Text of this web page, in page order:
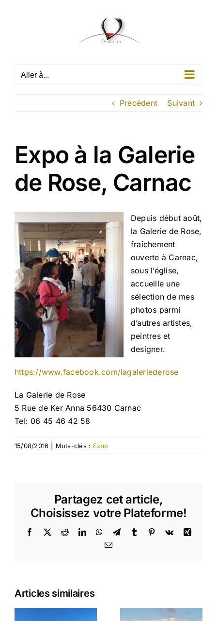
Aller à...
Précédent Suivant
Expo à la Galerie
de Rose, Carnac
Depuis début août,
la Galerie de Rose,
fraîchement
ouverte à Carnac,
sous l’église,
accueille une
sélection de mes
photos parmi
d’autres artistes,
peintres et
designer.
https://www.facebook.com/lagaleriederose
La Galerie de Rose
5 Rue de Ker Anna 56430 Carnac
Tel: 06 45 46 42 58
15/08/2016 Mots-clés : Expo
Partagez cet article,
Choisissez votre Plateforme!
Facebook
X RedditLinkedInWhatsApp
TelegramTumblr Pinterest
Vk
Xing
Email
Articles similaires